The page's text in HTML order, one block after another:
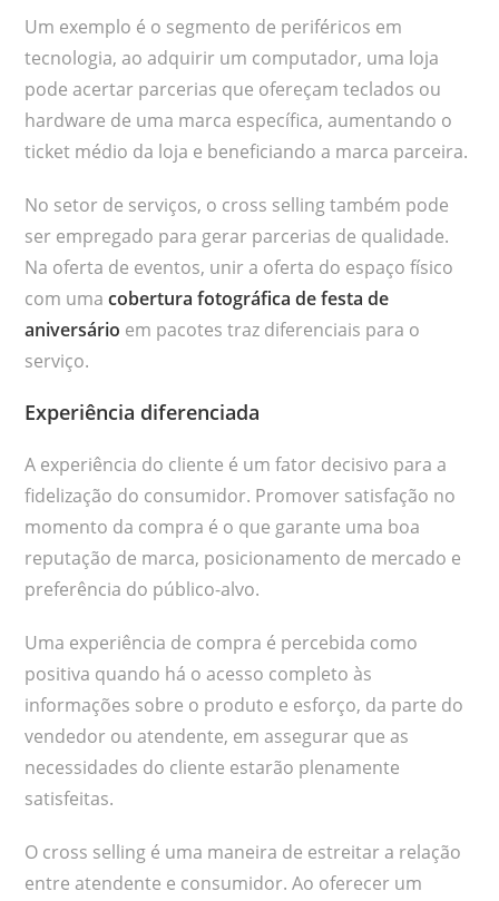
Um exemplo é o segmento de periféricos em
tecnologia, ao adquirir um computador, uma loja
pode acertar parcerias que ofereçam teclados ou
hardware de uma marca específica, aumentando o
ticket médio da loja e beneficiando a marca parceira.
No setor de serviços, o cross selling também pode
ser empregado para gerar parcerias de qualidade.
Na oferta de eventos, unir a oferta do espaço físico
com uma cobertura fotográfica de festa de
aniversário em pacotes traz diferenciais para o
serviço.
Experiência diferenciada
A experiência do cliente é um fator decisivo para a
fidelização do consumidor. Promover satisfação no
momento da compra é o que garante uma boa
reputação de marca, posicionamento de mercado e
preferência do público-alvo.
Uma experiência de compra é percebida como
positiva quando há o acesso completo às
informações sobre o produto e esforço, da parte do
vendedor ou atendente, em assegurar que as
necessidades do cliente estarão plenamente
satisfeitas.
O cross selling é uma maneira de estreitar a relação
entre atendente e consumidor. Ao oferecer um